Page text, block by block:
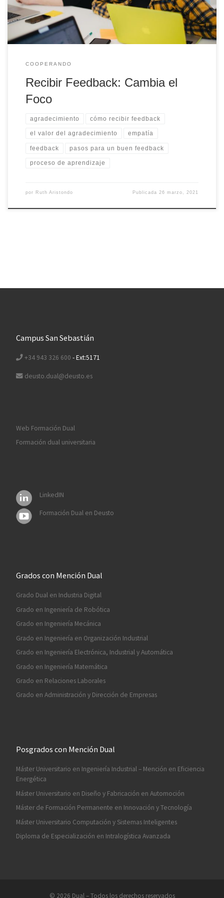
COOPERANDO
Recibir Feedback: Cambia el
Foco
agradecimiento cómo recibir feedback
el valor del agradecimiento empatía
feedback pasos para un buen feedback
proceso de aprendizaje
por Ruth Aristondo Publicada26 marzo, 2021
Campus San Sebastián
+34 943 326 600 - Ext:5171
deusto.dual@deusto.es
Web Formación Dual
Formación dual universitaria
LinkedIN
Formación Dual en Deusto
Grados con Mención Dual
Grado Dual en Industria Digital
Grado en Ingeniería de Robótica
Grado en Ingeniería Mecánica
Grado en Ingeniería en Organización Industrial
Grado en Ingeniería Electrónica, Industrial y Automática
Grado en Ingeniería Matemática
Grado en Relaciones Laborales
Grado en Administración y Dirección de Empresas
Posgrados con Mención Dual
Máster Universitario en Ingeniería Industrial – Mención en Eficiencia
Energética
Máster Universitario en Diseño y Fabricación en Automoción
Máster de Formación Permanente en Innovación y Tecnología
Máster Universitario Computación y Sistemas Inteligentes
Diploma de Especialización en Intralogística Avanzada
© 2026 Dual– Todos los derechos reservados